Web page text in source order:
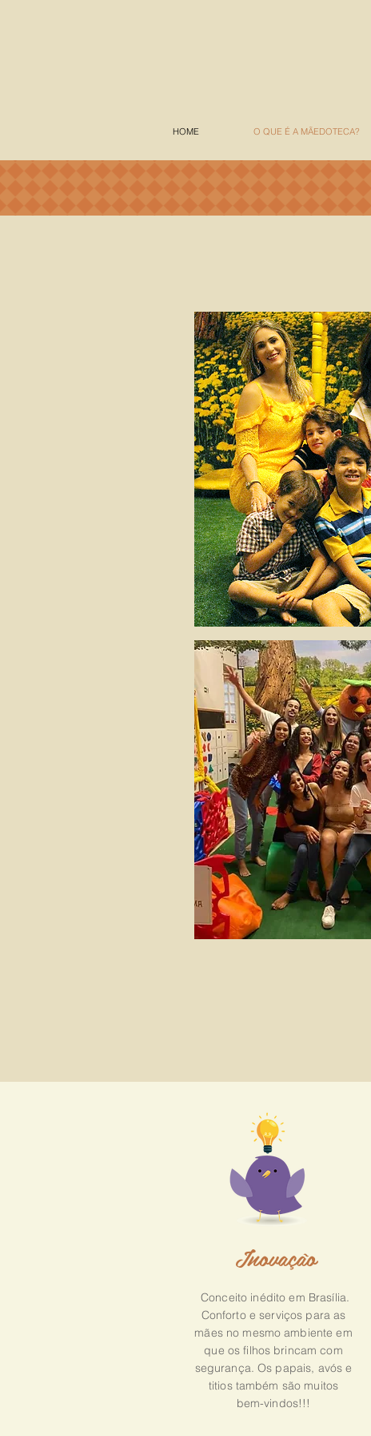
HOME O QUE É A MÃEDOTECA?
Inovação
Conceito inédito em Brasília.
Conforto e serviços para as
mães no mesmo ambiente em
que os filhos brincam com
segurança. Os papais, avós e
titios também são muitos
bem-vindos!!!